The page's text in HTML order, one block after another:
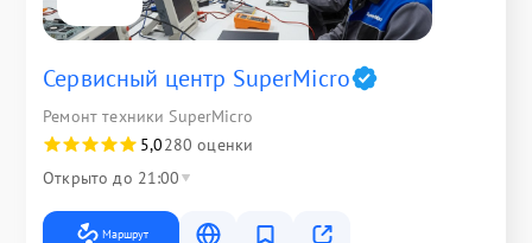
Сервисный центр SuperMicro
Ремонт техники SuperMicro
5,0280 оценки
Открыто до 21:00
Маршрут